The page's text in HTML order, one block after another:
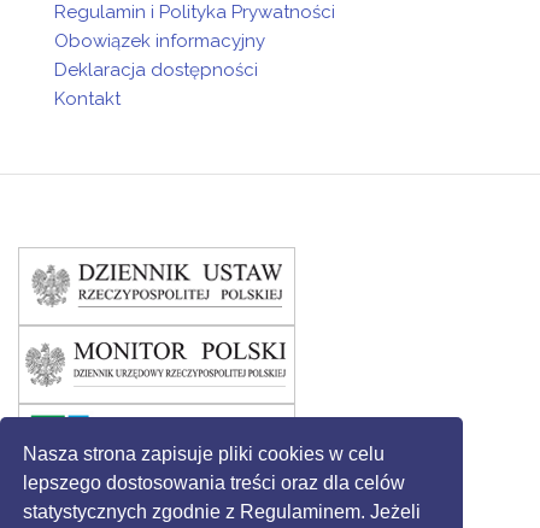
Nasza strona zapisuje pliki cookies w celu
lepszego dostosowania treści oraz dla celów
statystycznych zgodnie z Regulaminem. Jeżeli
Regulamin i Polityka Prywatności
Obowiązek informacyjny
Deklaracja dostępności
Kontakt